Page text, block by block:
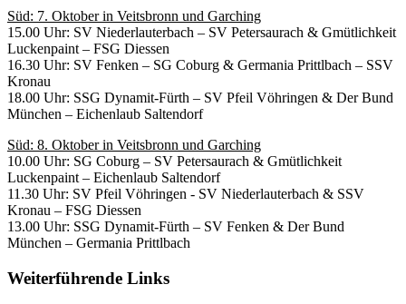
Süd: 7. Oktober in Veitsbronn und Garching
15.00 Uhr: SV Niederlauterbach – SV Petersaurach & Gmütlichkeit
Luckenpaint – FSG Diessen
16.30 Uhr: SV Fenken – SG Coburg & Germania Prittlbach – SSV
Kronau
18.00 Uhr: SSG Dynamit-Fürth – SV Pfeil Vöhringen & Der Bund
München – Eichenlaub Saltendorf
Süd: 8. Oktober in Veitsbronn und Garching
10.00 Uhr: SG Coburg – SV Petersaurach & Gmütlichkeit
Luckenpaint – Eichenlaub Saltendorf
11.30 Uhr: SV Pfeil Vöhringen - SV Niederlauterbach & SSV
Kronau – FSG Diessen
13.00 Uhr: SSG Dynamit-Fürth – SV Fenken & Der Bund
München – Germania Prittlbach
Weiterführende Links